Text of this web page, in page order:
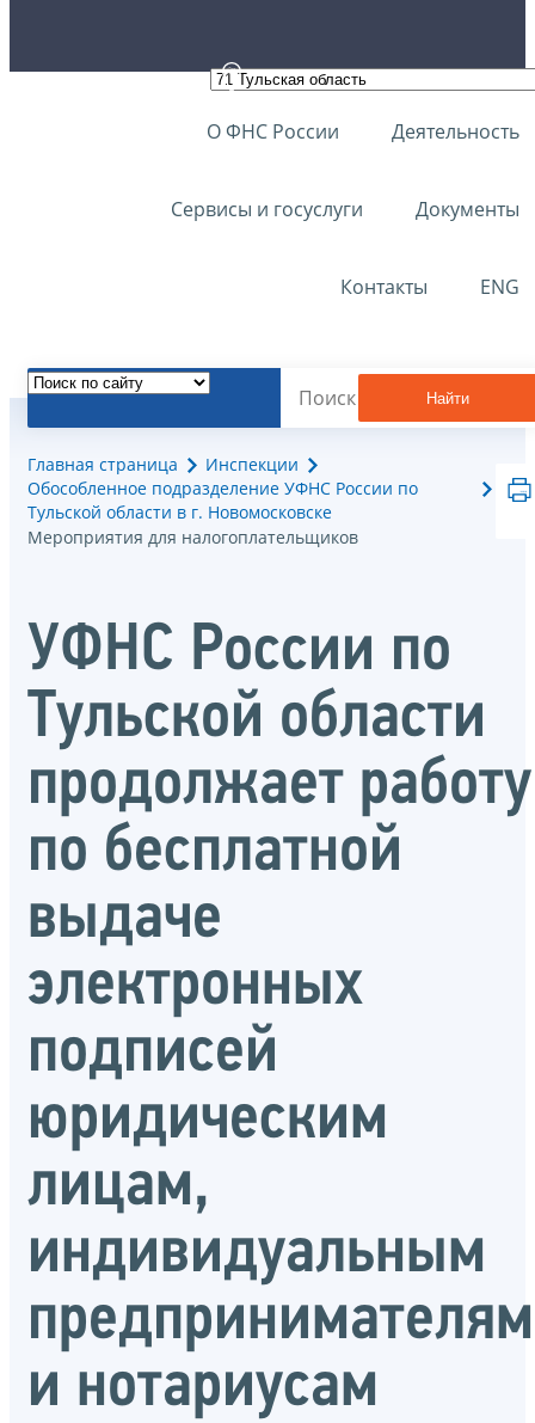
О ФНС России Деятельность
Сервисы и госуслуги Документы
Контакты ENG
Найти
Главная страница
Инспекции
Обособленное подразделение УФНС России по
Тульской области в г. Новомосковске
Мероприятия для налогоплательщиков
УФНС России по
Тульской области
продолжает работу
по бесплатной
выдаче
электронных
подписей
юридическим
лицам,
индивидуальным
предпринимателям
и нотариусам